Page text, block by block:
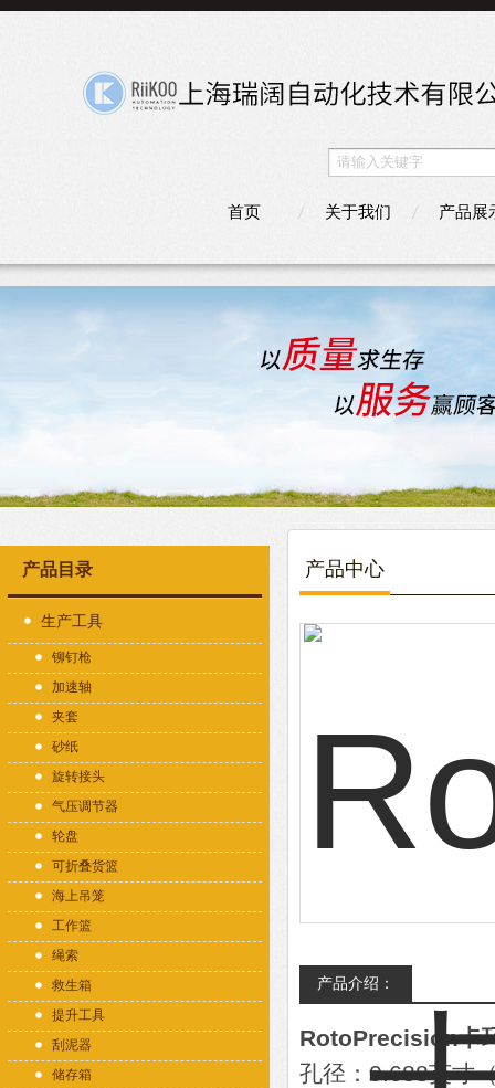
首页 关于我们 产品展
产品目录
生产工具
铆钉枪
加速轴
夹套
砂纸
旋转接头
气压调节器
轮盘
可折叠货篮
海上吊笼
工作篮
绳索
救生箱
提升工具
刮泥器
储存箱
产品中心
产品介绍：
RotoPrecision卡
孔径：0.688英寸